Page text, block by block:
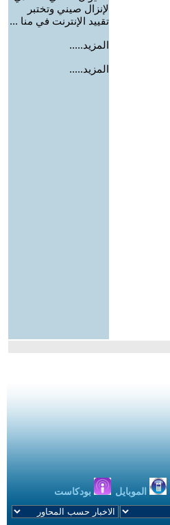
لإنزال صيني وتختبر
تقييد الإنترنت في منا ...
المزيد.....
المزيد.....
الموبايل بودكاست